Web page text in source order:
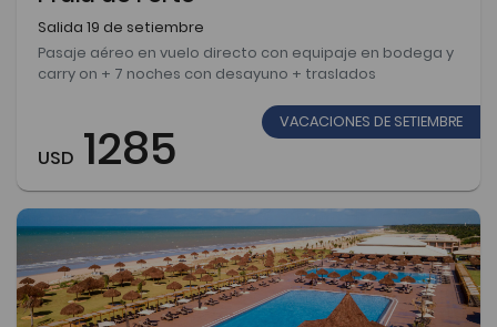
Salida 19 de setiembre
Pasaje aéreo en vuelo directo con equipaje en bodega y
carry on + 7 noches con desayuno + traslados
VACACIONES DE SETIEMBRE
USD 1285